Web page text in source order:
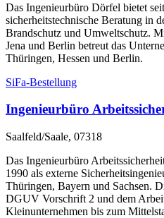
Das Ingenieurbüro Dörfel bietet
sicherheitstechnische Beratung in
Brandschutz und Umweltschutz.
Jena und Berlin betreut das
Thüringen, Hessen und Berlin.
SiFa-Bestellung
Ingenieurbüro
Saalfeld/Saale, 07318
Das Ingenieurbüro
1990 als externe
Thüringen, Bayern und Sachsen.
DGUV Vorschrift 2 und dem
Kleinunternehmen bis zum